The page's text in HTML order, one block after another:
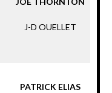
J-D OUELLET
PATRICK ELIAS